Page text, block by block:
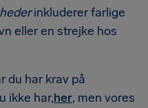
inkluderer farlige
eller en strejke hos
du har krav på
ikke har,her, men vores